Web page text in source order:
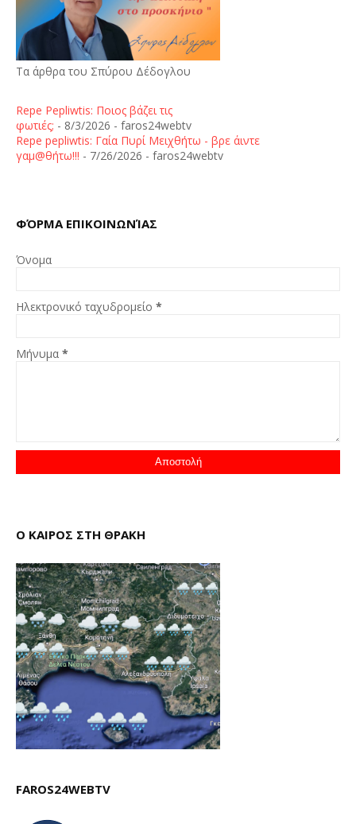
Τα άρθρα του Σπύρου Δέδογλου
Repe Pepliwtis: Ποιος βάζει τις
φωτιές; - 8/3/2026 - faros24webtv
Repe pepliwtis: Γαία Πυρί Μειχθήτω - βρε άιντε
γαμ@θήτω!!! - 7/26/2026 - faros24webtv
ΦΌΡΜΑ ΕΠΙΚΟΙΝΩΝΊΑΣ
Όνομα
Ηλεκτρονικό ταχυδρομείο *
Μήνυμα *
Ο ΚΑΙΡΟΣ ΣΤΗ ΘΡΑΚΗ
FAROS24WEBTV